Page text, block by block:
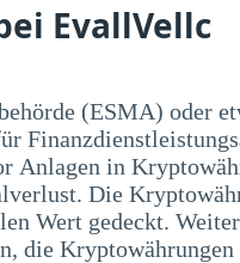
EvallVellc
(ESMA) oder
Anlagen in
Die
Wert gedeckt.
die